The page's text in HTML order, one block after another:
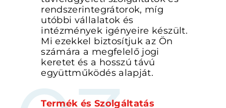
rendszerintegrátorok, míg
utóbbi vállalatok és
intézmények igényeire készült.
Mi ezekkel biztosítjuk az Ön
számára a megfelelő jogi
keretet és a hosszú távú
együttműködés alapját.
Termék és Szolgáltatás